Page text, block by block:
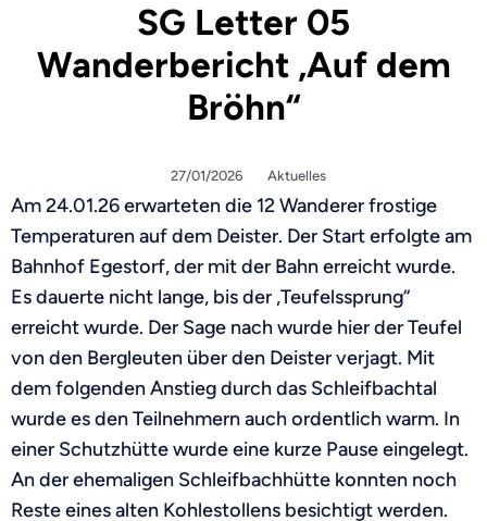
SG Letter 05
Wanderbericht „Auf dem
Bröhn“
27/01/2026 Aktuelles
Am 24.01.26 erwarteten die 12 Wanderer frostige
Temperaturen auf dem Deister. Der Start erfolgte am
Bahnhof Egestorf, der mit der Bahn erreicht wurde.
Es dauerte nicht lange, bis der „Teufelssprung“
erreicht wurde. Der Sage nach wurde hier der Teufel
von den Bergleuten über den Deister verjagt. Mit
dem folgenden Anstieg durch das Schleifbachtal
wurde es den Teilnehmern auch ordentlich warm. In
einer Schutzhütte wurde eine kurze Pause eingelegt.
An der ehemaligen Schleifbachhütte konnten noch
Reste eines alten Kohlestollens besichtigt werden.